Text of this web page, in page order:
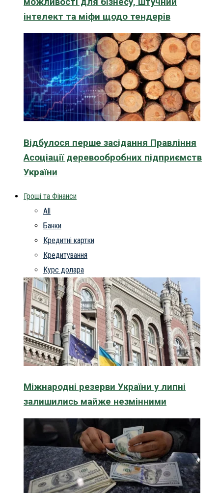
інтелект та міфи щодо тендерів
Відбулося перше засідання Правління
Асоціації деревообробних підприємств
України
Гроші та Фінанси
All
Банки
Кредитні картки
Кредитування
Курс долара
Міжнародні резерви України у липні
залишились майже незмінними